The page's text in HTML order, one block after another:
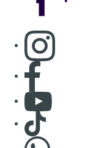
Consulter
Consulter page
Consulter
Consulter